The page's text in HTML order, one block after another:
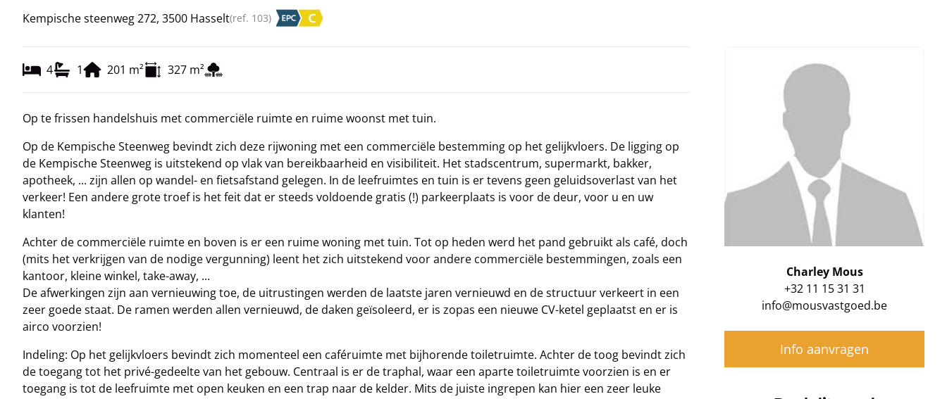
Kempische steenweg 272, 3500 Hasselt(ref. 103)
4 1 201 m² 327 m²
Op te frissen handelshuis met commerciële ruimte en ruime woonst met tuin.
Op de Kempische Steenweg bevindt zich deze rijwoning met een commerciële bestemming op het gelijkvloers. De ligging op
de Kempische Steenweg is uitstekend op vlak van bereikbaarheid en visibiliteit. Het stadscentrum, supermarkt, bakker,
apotheek, ... zijn allen op wandel- en fietsafstand gelegen. In de leefruimtes en tuin is er tevens geen geluidsoverlast van het
verkeer! Een andere grote troef is het feit dat er steeds voldoende gratis (!) parkeerplaats is voor de deur, voor u en uw
klanten!
Achter de commerciële ruimte en boven is er een ruime woning met tuin. Tot op heden werd het pand gebruikt als café, doch
(mits het verkrijgen van de nodige vergunning) leent het zich uitstekend voor andere commerciële bestemmingen, zoals een
kantoor, kleine winkel, take-away, ...
De afwerkingen zijn aan vernieuwing toe, de uitrustingen werden de laatste jaren vernieuwd en de structuur verkeert in een
zeer goede staat. De ramen werden allen vernieuwd, de daken geïsoleerd, er is zopas een nieuwe CV-ketel geplaatst en er is
airco voorzien!
Indeling: Op het gelijkvloers bevindt zich momenteel een caféruimte met bijhorende toiletruimte. Achter de toog bevindt zich
de toegang tot het privé-gedeelte van het gebouw. Centraal is er de traphal, waar een aparte toiletruimte voorzien is en er
toegang is tot de leefruimte met open keuken en een trap naar de kelder. Mits de juiste ingrepen kan hier een zeer leuke
Charley Mous
+32 11 15 31 31
info@mousvastgoed.be
Info aanvragen